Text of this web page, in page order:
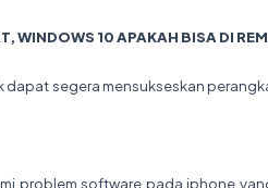
WINDOWS 10 APAKAH BISA DI
dapat segera mensukseskan
problem software pada iphone